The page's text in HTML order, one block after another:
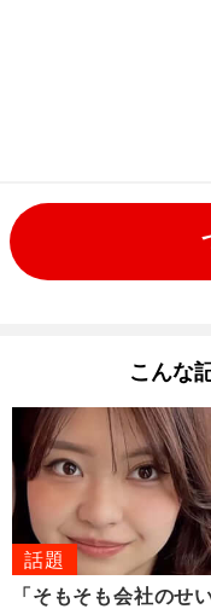
こんな
話題
「そもそも会社のせ